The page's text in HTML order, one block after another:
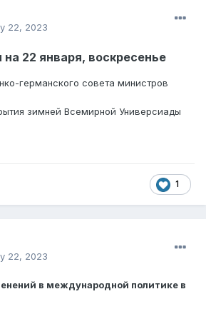
22, 2023
на 22 января, воскресенье
германского совета министров
зимней Всемирной Универсиады
1
22, 2023
в международной политике в